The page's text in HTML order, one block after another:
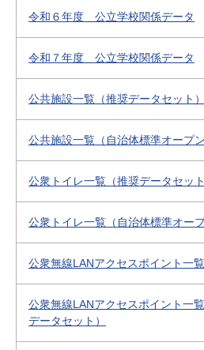
令和６年度 公立学校関係データ
令和７年度 公立学校関係データ
公共施設一覧（推奨データセット）
公共施設一覧（自治体標準オープ
公衆トイレ一覧（推奨データセット
公衆トイレ一覧（自治体標準オー
公衆無線LANアクセスポイント一
公衆無線LANアクセスポイント一
データセット）